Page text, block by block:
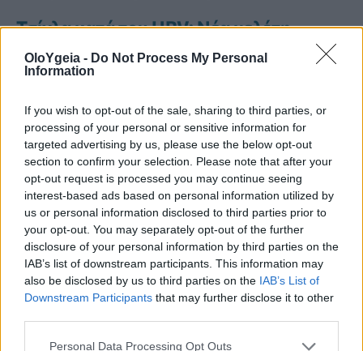
OloYgeia - Do Not Process My Personal
Information
If you wish to opt-out of the sale, sharing to third parties, or
processing of your personal or sensitive information for
targeted advertising by us, please use the below opt-out
section to confirm your selection. Please note that after your
opt-out request is processed you may continue seeing
interest-based ads based on personal information utilized by
us or personal information disclosed to third parties prior to
your opt-out. You may separately opt-out of the further
disclosure of your personal information by third parties on the
IAB’s list of downstream participants. This information may
also be disclosed by us to third parties on the IAB’s List of
Downstream Participants that may further disclose it to other
Personal Data Processing Opt Outs
Τσίχλα κατά του HPV: Νέα μελέτη
δείχνει μείωση του ιού έως 93% –
Ελπίδες για την πρόληψη του καρκίνου
HPV: Το παράδειγμα της Αγγλίας στον
καρκίνο του τραχήλου της μήτρας-Τι
πρέπει να κάνει η Ελλάδα
HPV: Το εμβόλιο που σχεδόν εξαφάνισε
τους θανάτους από καρκίνο του
τραχήλου της μήτρας – Το παράδειγμα
της Βρετανίας